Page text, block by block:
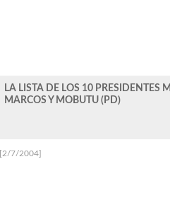
LA LISTA DE LOS 10 PRESIDENTES
MARCOS Y MOBUTU (PD)
[2/7/2004]